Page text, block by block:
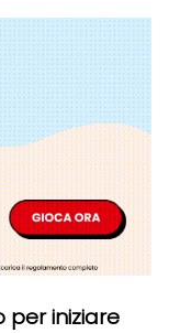
iniziare